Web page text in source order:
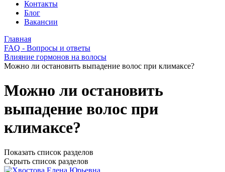
Контакты
Блог
Вакансии
Главная
FAQ - Вопросы и ответы
Влияние гормонов на волосы
Можно ли остановить выпадение волос при климаксе?
Можно ли остановить
выпадение волос при
климаксе?
Показать список разделов
Скрыть список разделов